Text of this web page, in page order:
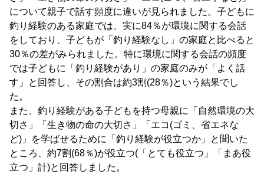
について親子で話す頻度に違いが見られました。子どもに
釣り経験のある家庭では、実に84％が環境に関する会話
をしており、子どもが「釣り経験なし」の家庭と比べると
30％の差がみられました。特に環境に関する会話の頻度
では子どもに「釣り経験があり」の家庭のみが「よく話
す」と回答し、その割合は約3割(28％)という結果でし
た。
また、釣り経験がある子どもを持つ母親に「自然環境の大
切さ」「生き物の命の大切さ」「エコ(ゴミ、省エネな
ど)」を学ばせるために「釣り経験が役立つか」と聞いた
ところ、約7割(68％)が役立つ(「とても役立つ」「まあ役
立つ」計)と回答しました。